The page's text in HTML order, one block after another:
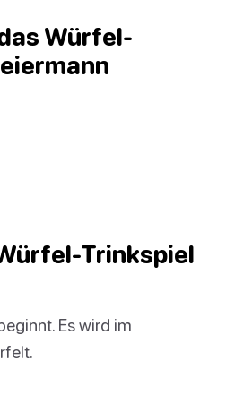
Würfel-
Trinkspiel
Es wird im